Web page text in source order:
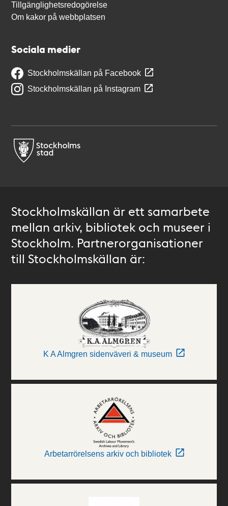
Tillgänglighetsredogörelse
Om kakor på webbplatsen
Sociala medier
Stockholmskällan på Facebook
Stockholmskällan på Instagram
Stockholmskällan är ett samarbete
mellan arkiv, bibliotek och museer i
Stockholm. Partnerorganisationer
till Stockholmskällan är:
K A Almgren sidenväveri & museum
Arbetarrörelsens arkiv och bibliotek